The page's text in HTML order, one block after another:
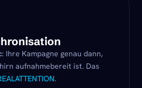
: Ihre Kampagne genau dann,
aufnahmebereit ist. Das